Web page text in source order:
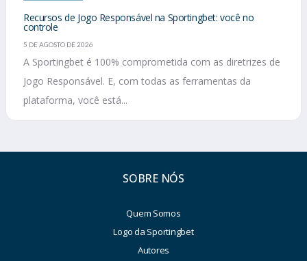
Recursos de Jogo Responsável na Sportingbet: você no
controle
5 DE AGOSTO DE 2026
A Sportingbet é 100% comprometida com as diretrizes de
Jogo Responsável. E, com todas as ferramentas da
plataforma, você está...
SOBRE NÓS
Quem Somos
Logo da Sportingbet
Autores